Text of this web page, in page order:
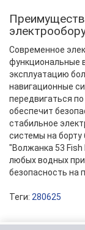
Современное
функциональные
эксплуатацию
навигационные
передвигаться
обеспечит
стабильное
системы на борту
"Волжанка 53
любых водных
безопасность на
Теги: 280625